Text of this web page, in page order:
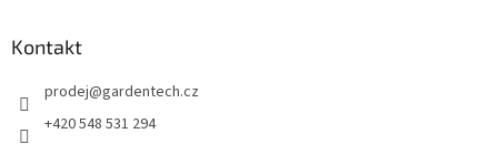
Kontakt
prodej@gardentech.cz
+420 548 531 294